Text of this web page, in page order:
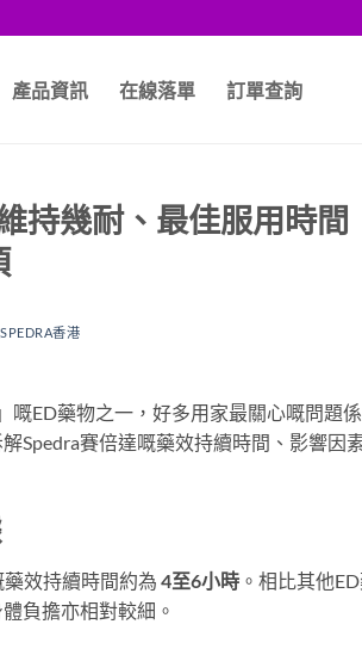
產品資訊 在線落單 訂單查詢
持幾耐、最佳服用時間
香港
嘅ED藥物之一，好多用家最關心嘅問題
Spedra賽倍達嘅藥效持續時間、影響因
效持續時間約為 4至6小時 。相比其他
負擔亦相對較細。